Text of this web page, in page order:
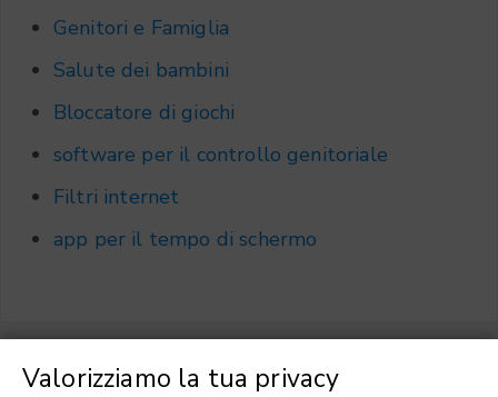
Genitori e Famiglia
Salute dei bambini
Bloccatore di giochi
software per il controllo genitoriale
Filtri internet
app per il tempo di schermo
Valorizziamo la tua privacy